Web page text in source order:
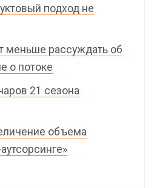
подход не
меньше рассуждать об
о потоке
21 сезона
объема